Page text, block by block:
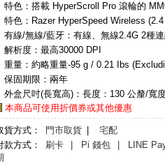
特色：搭載 HyperScroll Pro 滾輪的
特色：Razer HyperSpeed Wireless
有線/無線/藍牙：有線、無線2.4G 2種
解析度：最高30000 DPI
重量：約略重量-95 g / 0.21 Ibs
保固期限：兩年
外盒尺吋(長寬高)：長度：130 公釐/寬
本商品可使用折價券或其他優惠
貨方式： 門市取貨
宅配
款方式：
刷卡 | Pi 錢包 | LINE